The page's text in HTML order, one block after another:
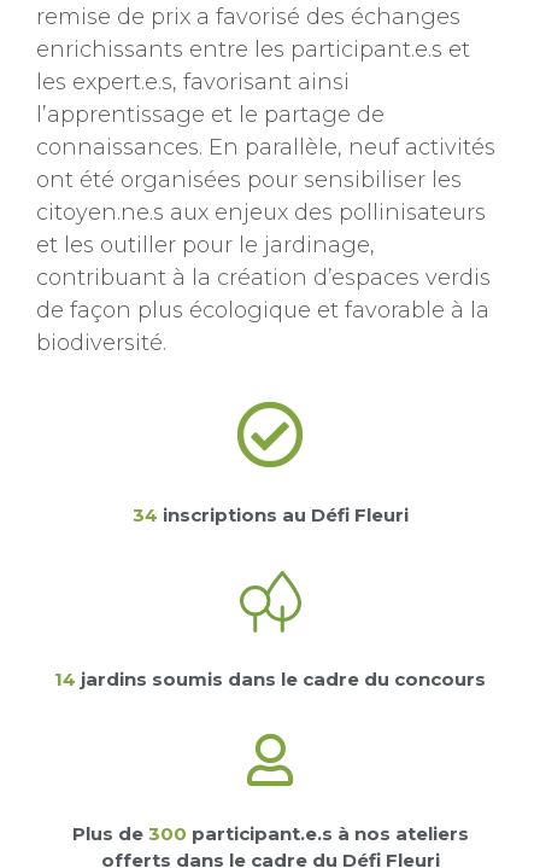
remise de prix a favorisé des échanges
enrichissants entre les participant.e.s et
les expert.e.s, favorisant ainsi
l’apprentissage et le partage de
connaissances. En parallèle, neuf activités
ont été organisées pour sensibiliser les
citoyen.ne.s aux enjeux des pollinisateurs
et les outiller pour le jardinage,
contribuant à la création d’espaces verdis
de façon plus écologique et favorable à la
biodiversité.
34 inscriptions au Défi Fleuri
14 jardins soumis dans le cadre du concours
Plus de 300 participant.e.s à nos ateliers
offerts dans le cadre du Défi Fleuri